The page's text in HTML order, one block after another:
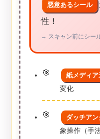
悪意あるシール
性！
→ スキャン前にシー
紙メディア
変化
ダッチアン
象操作（手